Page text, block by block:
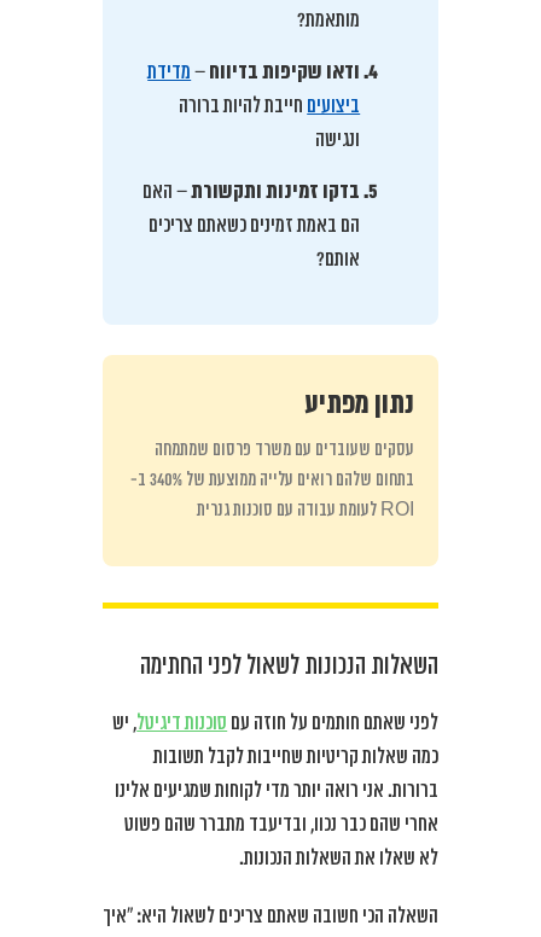
מותאמת?
ודאו שקיפות בדיווח – מדידת
ביצועים חייבת להיות ברורה
ונגישה
בדקו זמינות ותקשורת– האם
הם באמת זמינים כשאתם צריכים
אותם?
נתון מפתיע
עסקים שעובדים עם משרד פרסום שמתמחה
בתחום שלהם רואים עלייה ממוצעת של 340% ב-
ROI לעומת עבודה עם סוכנות גנרית
השאלות הנכונות לשאול לפני החתימה
לפני שאתם חותמים על חוזה עם סוכנות דיגיטל, יש
כמה שאלות קריטיות שחייבות לקבל תשובות
ברורות. אני רואה יותר מדי לקוחות שמגיעים אלינו
אחרי שהם כבר נכוו, ובדיעבד מתברר שהם פשוט
לא שאלו את השאלות הנכונות.
השאלה הכי חשובה שאתם צריכים לשאול היא: “איך